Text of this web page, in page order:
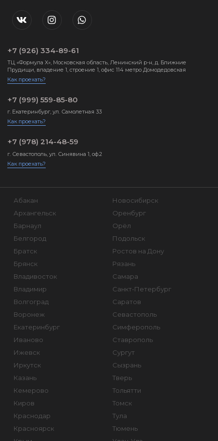
+7 (926) 334-89-61
ТЦ «Формула X», Московская область, Ленинский р-н, д. Ближние
Прудищи, владение 1, строение 1, офис 114 метро Домодедовская
Как проехать?
+7 (999) 559-85-80
г. Екатеринбург, ул. Самолетная 33
Как проехать?
+7 (978) 214-48-59
г. Севастополь, ул. Синявина 1, оф.2
Как проехать?
Абакан
Архангельск
Барнаул
Белгород
Братск
Брянск
Владивосток
Владимир
Волгоград
Воронеж
Екатеринбург
Иваново
Ижевск
Иркутск
Казань
Кемерово
Киров
Краснодар
Красноярск
Новосибирск
Оренбург
Орёл
Подольск
Ростов на Дону
Рязань
Самара
Санкт-Петербург
Саратов
Севастополь
Симферополь
Ставрополь
Сургут
Сызрань
Тверь
Тольятти
Томск
Тула
Тюмень